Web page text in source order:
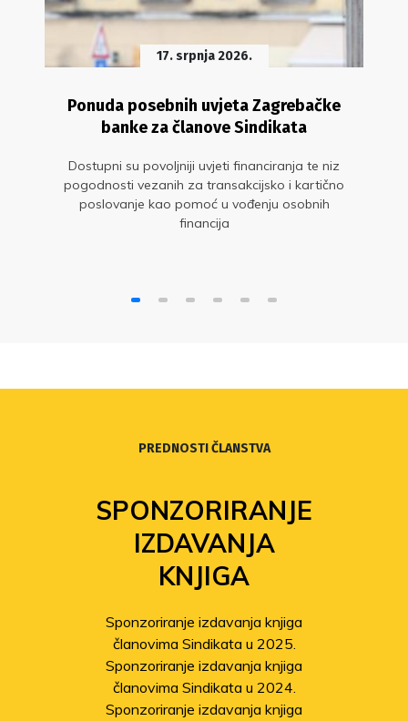
17. srpnja 2026.
Ponuda posebnih uvjeta Zagrebačke
banke za članove Sindikata
Dostupni su povoljniji uvjeti financiranja te niz
pogodnosti vezanih za transakcijsko i kartično
poslovanje kao pomoć u vođenju osobnih
financija
PREDNOSTI ČLANSTVA
SPONZORIRANJE
IZDAVANJA
KNJIGA
Sponzoriranje izdavanja knjiga
članovima Sindikata u 2025.
Sponzoriranje izdavanja knjiga
članovima Sindikata u 2024.
Sponzoriranje izdavanja knjiga